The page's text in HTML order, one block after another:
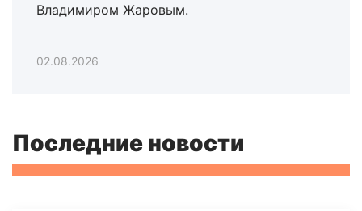
Владимиром Жаровым.
02.08.2026
Последние новости